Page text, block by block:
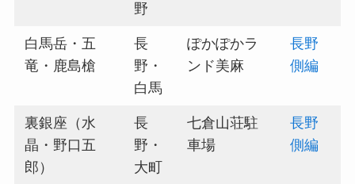
野
白馬岳・五
竜・鹿島槍
長
野・
白馬
ぽかぽかラ
ンド美麻
長野
側編
裏銀座（水
晶・野口五
郎）
長
野・
大町
七倉山荘駐
車場
長野
側編